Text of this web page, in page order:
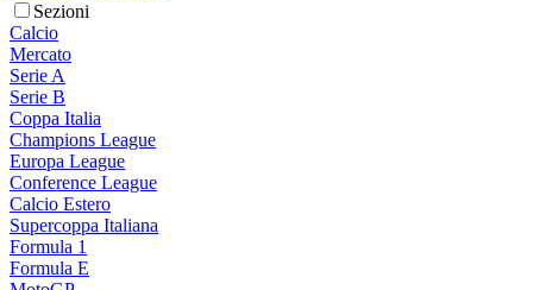
Sezioni
Calcio
Mercato
Serie A
Serie B
Coppa Italia
Champions League
Europa League
Conference League
Calcio Estero
Supercoppa Italiana
Formula 1
Formula E